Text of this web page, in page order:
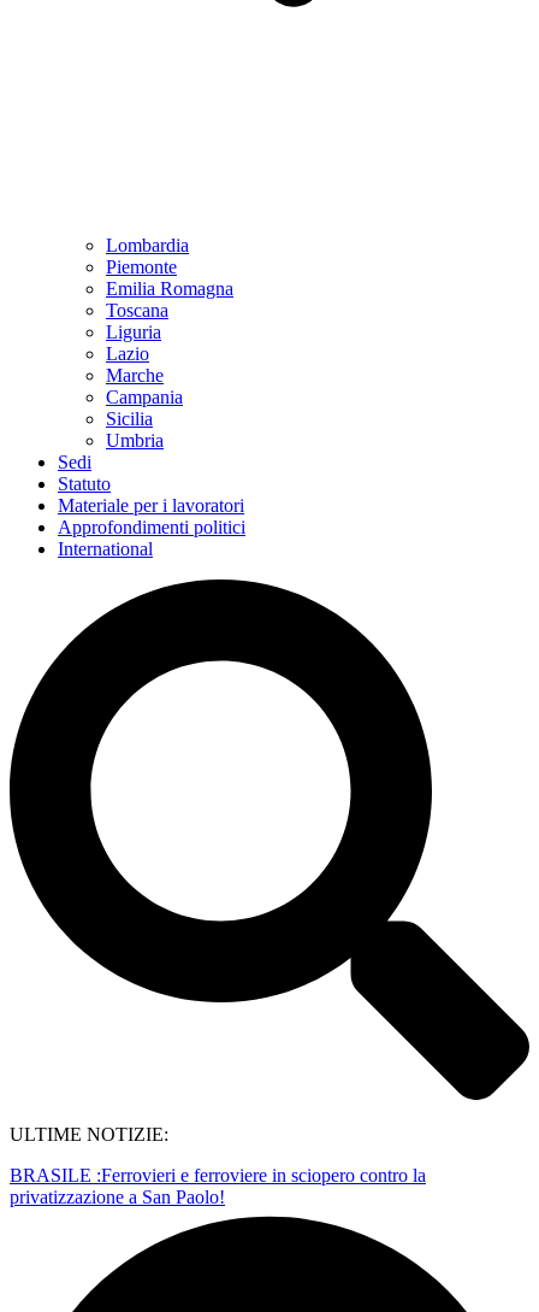
Lombardia
Piemonte
Emilia Romagna
Toscana
Liguria
Lazio
Marche
Campania
Sicilia
Umbria
Sedi
Statuto
Materiale per i lavoratori
Approfondimenti politici
International
ULTIME NOTIZIE:
BRASILE :Ferrovieri e ferroviere in sciopero contro la
privatizzazione a San Paolo!